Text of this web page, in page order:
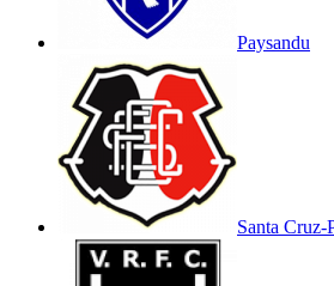
Paysandu
Santa Cruz-